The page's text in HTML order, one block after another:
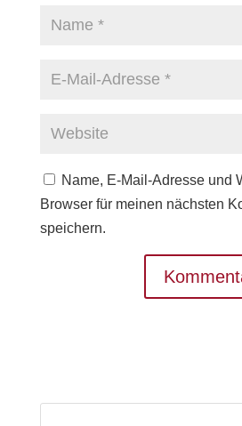
Name, E-Mail-Adresse und
Browser für meinen nächsten
speichern.